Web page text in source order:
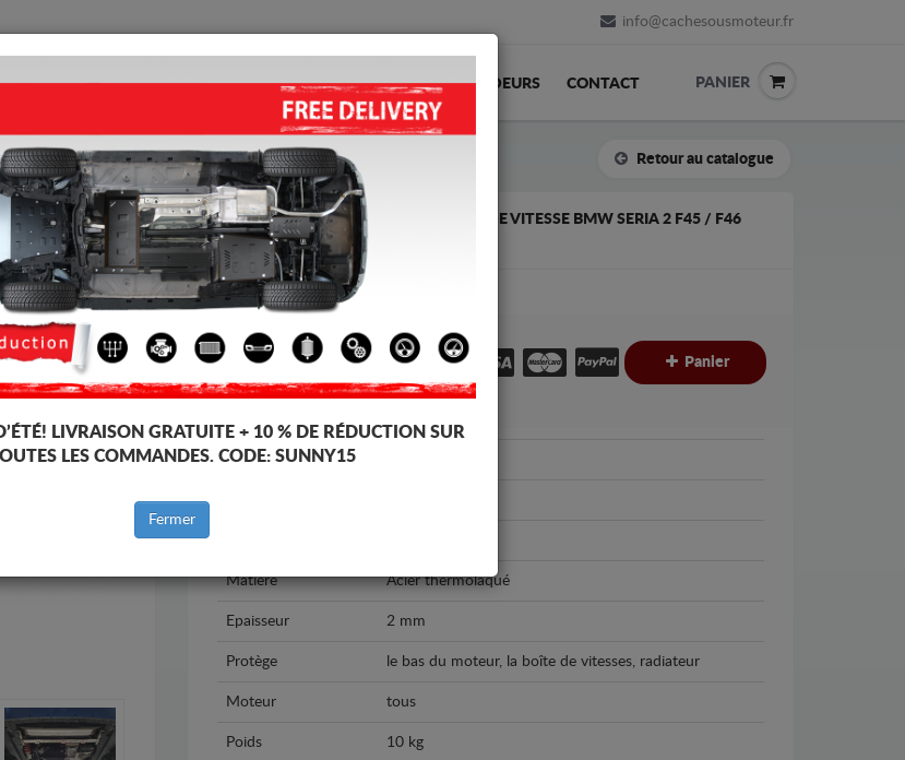
info@cachesousmoteur.fr
PROTECTION ACCUEIL LIVRAISON AVIS REVENDEURS CONTACT PANIER
Retour au catalogue
CACHE SOUS MOTEUR ET DE LA BOÎTE DE VITESSE BMW SERIA 2 F45 / F46
(2013-2018)
Code d'article: 03.023
192 €
185€
TTC
Panier
Marque
Matière Acier thermolaqué
Epaisseur 2 mm
Protège le bas du moteur, la boîte de vitesses, radiateur
Moteur tous
Poids 10 kg
LIVRAISON GRATUITE + 10 % DE RÉDUCTION SUR
LES COMMANDES. CODE: SUNNY15
Fermer